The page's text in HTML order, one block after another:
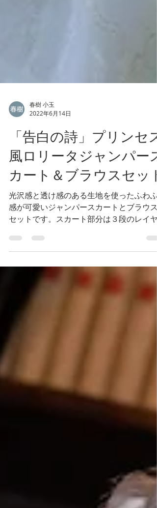
2022年6月14日
「告白の詩」プリンセス
風ロリータジャンパース
カート＆ブラウスセット
光沢感と透け感のある生地を使ったふわふ
セットです。スカート部分は３段のレイヤ
ドになっており、それぞれのレイヤーの裾
分は金のレース使いでエレガントな雰囲気
演出します。 胸元のパール使いのブローチ
とウエストのリボンもキュートです。...